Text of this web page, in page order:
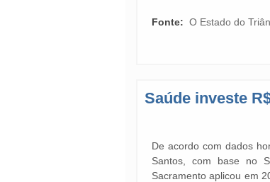
Fonte: O Estado do
Saúde investe
De acordo com dados
Santos, com base no
Sacramento aplicou em